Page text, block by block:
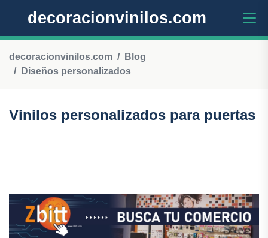
decoracionvinilos.com
decoracionvinilos.com
Blog
Diseños personalizados
Vinilos personalizados para puertas